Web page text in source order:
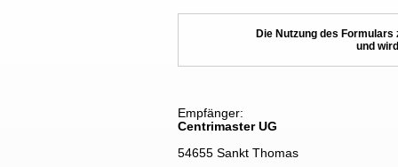
Die Nutzung des
und
Empfänger:
Centrimaster UG
54655 Sankt Thomas